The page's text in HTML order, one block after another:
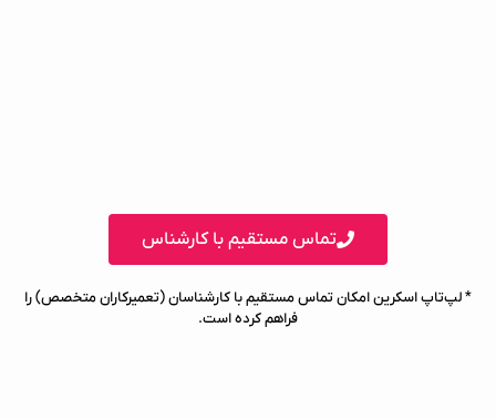
تماس مستقیم با کارشناس
* لپ‌تاپ اسکرین امکان تماس مستقیم با کارشناسان (تعمیرکاران متخصص) را
فراهم کرده است.